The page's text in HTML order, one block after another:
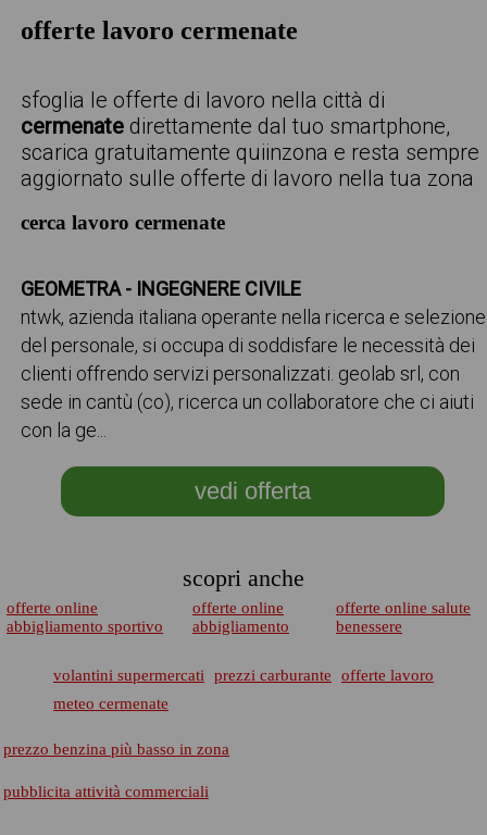
offerte lavoro cermenate
sfoglia le offerte di lavoro nella città di
cermenate direttamente dal tuo smartphone,
scarica gratuitamente quiinzona e resta sempre
aggiornato sulle offerte di lavoro nella tua zona
cerca lavoro cermenate
GEOMETRA - INGEGNERE CIVILE
ntwk, azienda italiana operante nella ricerca e selezione
del personale, si occupa di soddisfare le necessità dei
clienti offrendo servizi personalizzati. geolab srl, con
sede in cantù (co), ricerca un collaboratore che ci aiuti
con la ge...
vedi offerta
scopri anche
offerte online
abbigliamento sportivo
offerte online
abbigliamento
offerte online salute
benessere
volantini supermercati prezzi carburante
offerte lavoro
meteo cermenate
prezzo benzina più basso in zona
pubblicita attività commerciali